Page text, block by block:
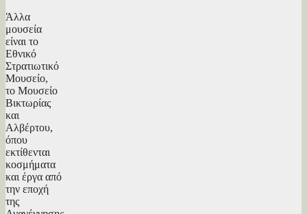
Άλλα
μουσεία
είναι το
Εθνικό
Στρατιωτικό
Μουσείο,
το Μουσείο
Βικτωρίας
και
Αλβέρτου,
όπου
εκτίθενται
κοσμήματα
και έργα από
την εποχή
της